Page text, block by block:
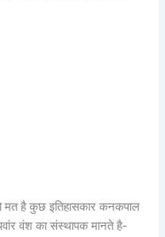
मत है कुछ इतिहासकार कनकपाल
वंश का संस्थापक मानते है-